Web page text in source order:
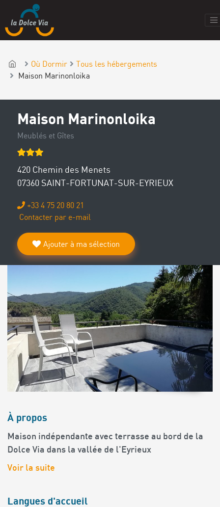
Où Dormir
Tous les hébergements
Maison Marinonloika
Maison Marinonloika
Meublés et Gîtes
420 Chemin des Menets
07360 SAINT-FORTUNAT-SUR-EYRIEUX
+33 4 75 20 80 21
Contacter par e-mail
Ajouter à ma sélection
À propos
Maison indépendante avec terrasse au bord de la
Dolce Via dans la vallée de l'Eyrieux
Voir la suite
Langues d'accueil